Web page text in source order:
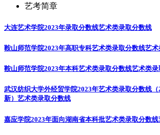
艺考简章
大连艺术学院2023年录取分数线艺术类录取分数线
鞍山师范学院2023年高职专科艺术类录取分数线艺术
鞍山师范学院2023年本科艺术类录取分数线艺术类
武汉纺织大学外经贸学院2023年艺术类录取分数线
新） 艺术类录取分数线
嘉应学院2023年面向湖南省本科批艺术类录取分数线